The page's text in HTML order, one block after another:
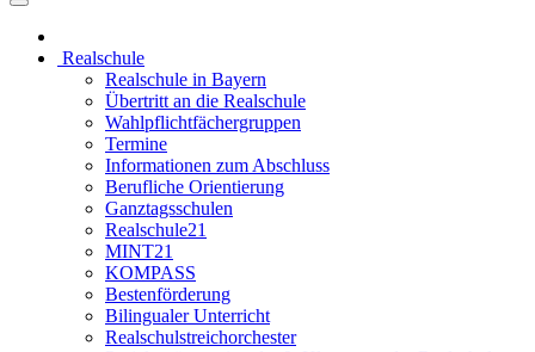
Realschule
Realschule in Bayern
Übertritt an die Realschule
Wahlpflichtfächergruppen
Termine
Informationen zum Abschluss
Berufliche Orientierung
Ganztagsschulen
Realschule21
MINT21
KOMPASS
Bestenförderung
Bilingualer Unterricht
Realschulstreichorchester